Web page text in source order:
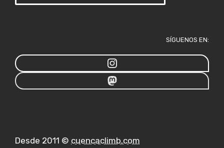
SÍGUENOS EN:
Desde 2011 © cuencaclimb.com